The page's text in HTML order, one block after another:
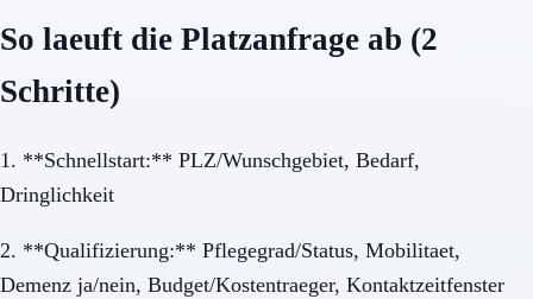
So laeuft die Platzanfrage ab (2
Schritte)
1. **Schnellstart:** PLZ/Wunschgebiet, Bedarf,
Dringlichkeit
2. **Qualifizierung:** Pflegegrad/Status, Mobilitaet,
Demenz ja/nein, Budget/Kostentraeger, Kontaktzeitfenster